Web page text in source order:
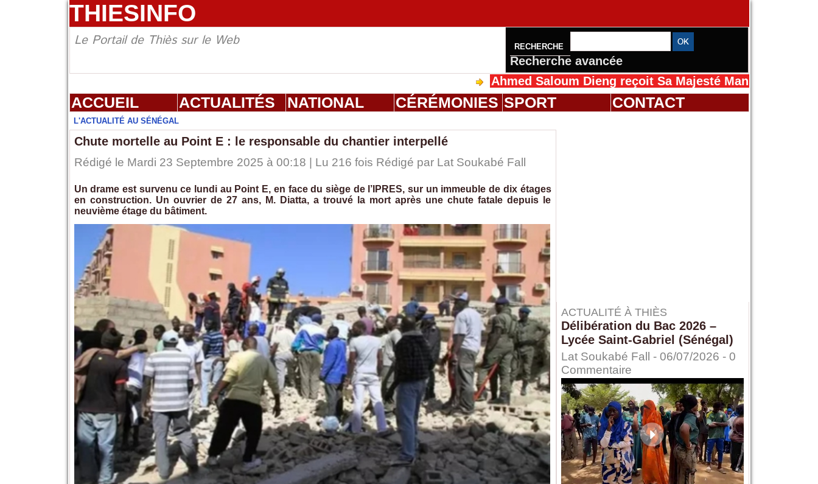
THIESINFO
Le Portail de Thiès sur le Web RECHERCHE
Recherche avancée
Ahmed Saloum Dieng reçoit Sa Majesté Mansah Cissé au
ACCUEIL ACTUALITÉS NATIONAL CÉRÉMONIES SPORT CONTACT
L'ACTUALITÉ AU SÉNÉGAL
Chute mortelle au Point E : le responsable du chantier interpellé
Rédigé le Mardi 23 Septembre 2025 à 00:18 | Lu 216 fois Rédigé par Lat Soukabé Fall
Un drame est survenu ce lundi au Point E, en face du siège de l’IPRES, sur un immeuble de dix étages
en construction. Un ouvrier de 27 ans, M. Diatta, a trouvé la mort après une chute fatale depuis le
neuvième étage du bâtiment.
ACTUALITÉ À THIÈS
Délibération du Bac 2026 –
Lycée Saint-Gabriel (Sénégal)
Lat Soukabé Fall - 06/07/2026 - 0
Commentaire